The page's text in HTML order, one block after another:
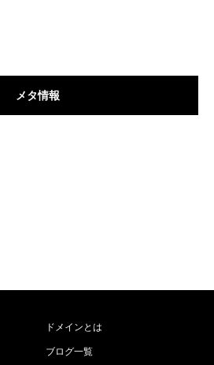
メタ情報
ドメインとは
ブログ一覧